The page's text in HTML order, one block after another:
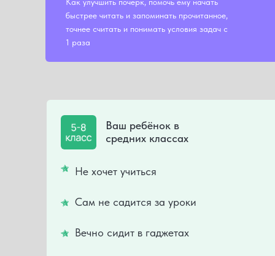
Ваш ребёнок в
средних классах
Не хочет учиться
Сам не садится за уроки
Вечно сидит в гаджетах
быстрее читать и запоминать прочитанное,
точнее считать и понимать условия задач с
1 раза